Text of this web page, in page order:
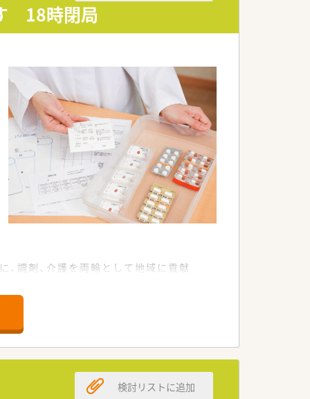
18時閉局
調剤、介護を両輪として地域に貢献
ャーと連携し、患者さまのご自宅や各
検討リストに追加